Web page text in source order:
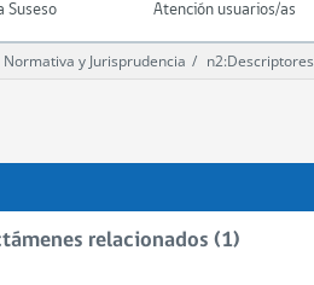
Suseso Atención usuarios/as
Normativa y Jurisprudencia n2:Descriptores
relacionados (1)